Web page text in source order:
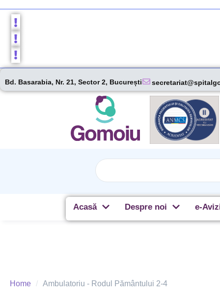
Bd. Basarabia, Nr. 21, Sector 2, București
Acasă Despre noi e-
Home / Ambulatoriu - Rodul Pământului 2-4